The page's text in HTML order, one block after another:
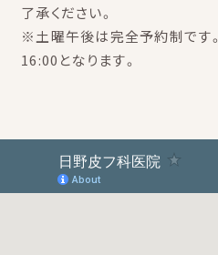
了承ください。
※土曜午後は完全予約制です
16:00となります。